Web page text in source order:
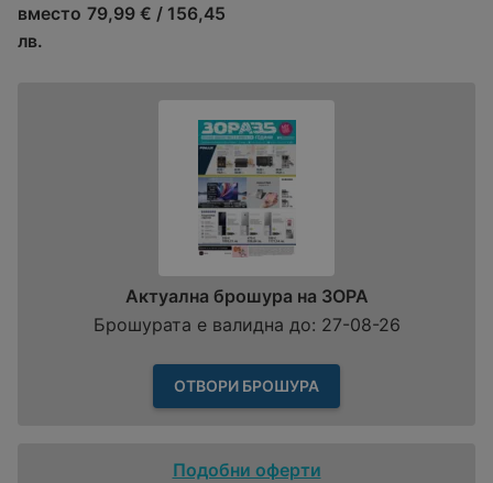
вместо 79,99 € / 156,45
лв.
Актуална брошура на ЗОРА
Брошурата е валидна до: 27-08-26
ОТВОРИ БРОШУРА
Подобни оферти